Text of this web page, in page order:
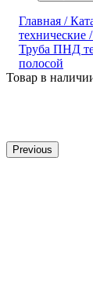
Главная /
технические /
Труба ПНД
полосой
Товар в
Previous